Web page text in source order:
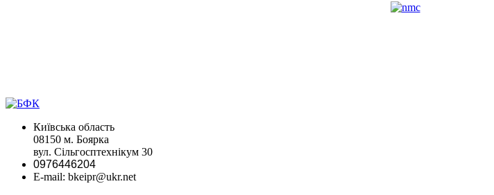
Київська область
08150 м. Боярка
вул. Сільгосптехнікум 30
0976446204
E-mail: bkeipr@ukr.net